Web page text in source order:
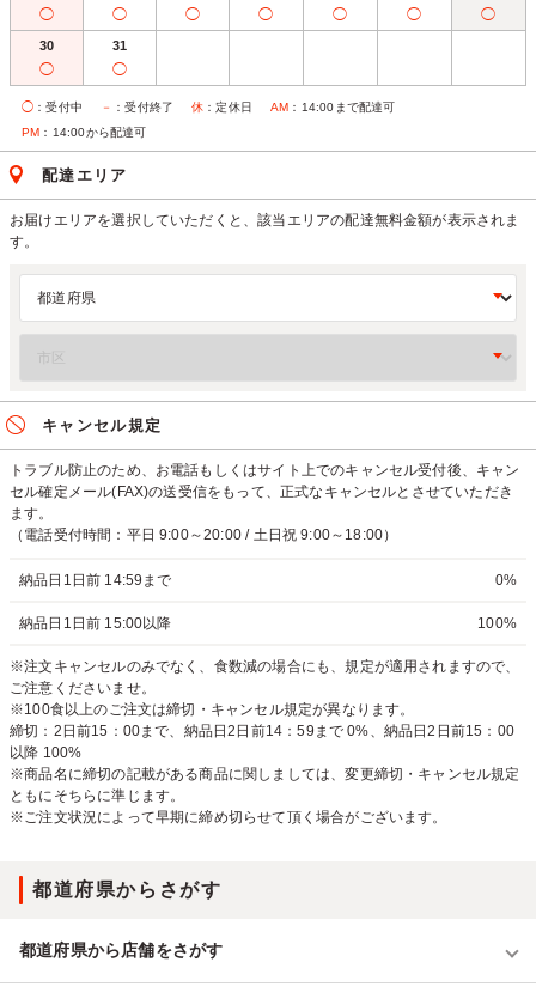
◯ ◯ ◯ ◯ ◯ ◯ ◯
30
◯
31
◯
◯ ：受付中 － ：受付終了 休 ：定休日 AM ：14:00まで配達可
PM ：14:00から配達可
配達エリア
お届けエリアを選択していただくと、該当エリアの配達無料金額が表示されま
す。
キャンセル規定
トラブル防止のため、お電話もしくはサイト上でのキャンセル受付後、キャン
セル確定メール(FAX)の送受信をもって、正式なキャンセルとさせていただき
ます。
（電話受付時間：平日 9:00～20:00 / 土日祝 9:00～18:00）
納品日1日前 14:59まで 0%
納品日1日前 15:00以降 100%
※注文キャンセルのみでなく、食数減の場合にも、規定が適用されますので、
ご注意くださいませ。
※100食以上のご注文は締切・キャンセル規定が異なります。
締切：2日前15：00まで、納品日2日前14：59まで 0%、納品日2日前15：00
以降 100%
※商品名に締切の記載がある商品に関しましては、変更締切・キャンセル規定
ともにそちらに準じます。
※ご注文状況によって早期に締め切らせて頂く場合がございます。
都道府県からさがす
都道府県から店舗をさがす